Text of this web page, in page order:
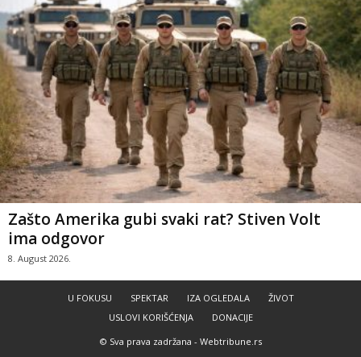
Zašto Amerika gubi svaki rat? Stiven Volt
ima odgovor
8. August 2026.
U FOKUSU SPEKTAR IZA OGLEDALA
ŽIVOT
USLOVI KORIŠĆENJA
DONACIJE
© Sva prava zadržana - Webtribune.rs